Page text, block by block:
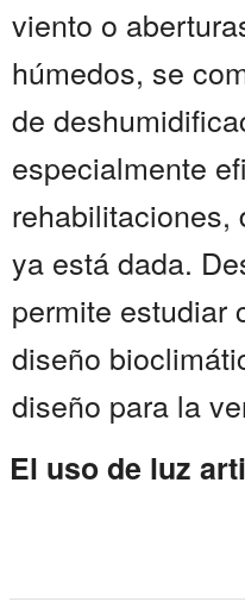
viento o
húmedos, se
de
especialmente
rehabilitaciones,
ya está dada.
permite estudiar
diseño
diseño para la
El uso de luz